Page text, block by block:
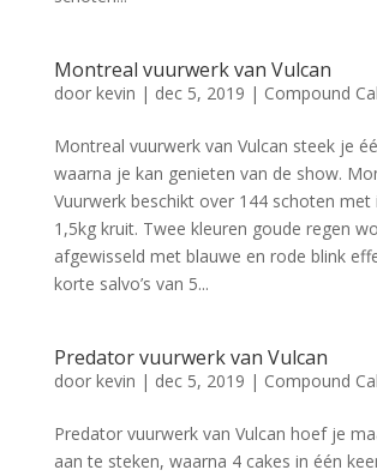
Montreal vuurwerk van Vulcan
door kevin | dec 5, 2019 | Compound
Montreal vuurwerk van Vulcan steek je
waarna je kan genieten van de show.
Vuurwerk beschikt over 144 schoten met
1,5kg kruit. Twee kleuren goude regen
afgewisseld met blauwe en rode blink
korte salvo’s van 5...
Predator vuurwerk van Vulcan
door kevin | dec 5, 2019 | Compound
Predator vuurwerk van Vulcan hoef je
aan te steken, waarna 4 cakes in één